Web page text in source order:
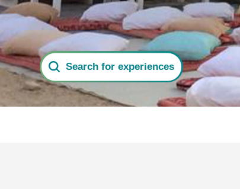
Search for experiences